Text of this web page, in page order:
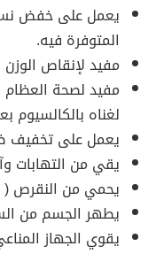
يعمل على خفض
المتوفرة فيه.
مفيد لإنقاص الوزن
مفيد لصحة
لغناه بالكالسيوم
يعمل على تخفيف
يقي من التهابات
يحمي من النقرص (
يطهر الجسم من
يقوي الجهاز